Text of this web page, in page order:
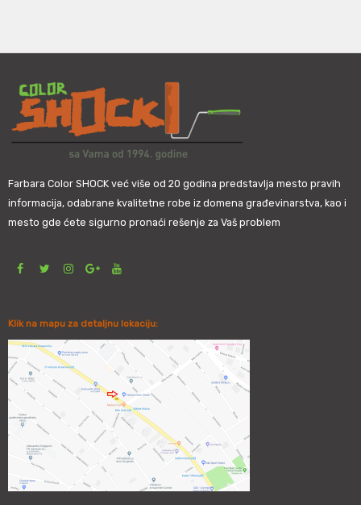
Farbara Color SHOCK već više od 20 godina predstavlja mesto pravih
informacija, odabrane kvalitetne robe iz domena građevinarstva, kao i
mesto gde ćete sigurno pronaći rešenje za Vaš problem
Klik na mapu za detaljnu lokaciju: